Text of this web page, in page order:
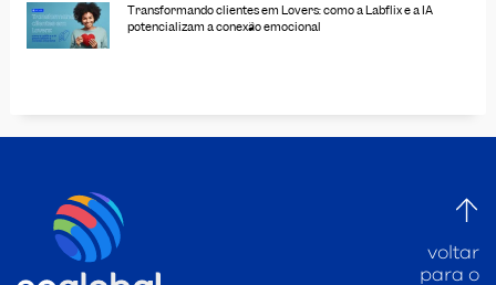
Transformando clientes em Lovers: como a Labflix e a IA
potencializam a conexão emocional
voltar
para o